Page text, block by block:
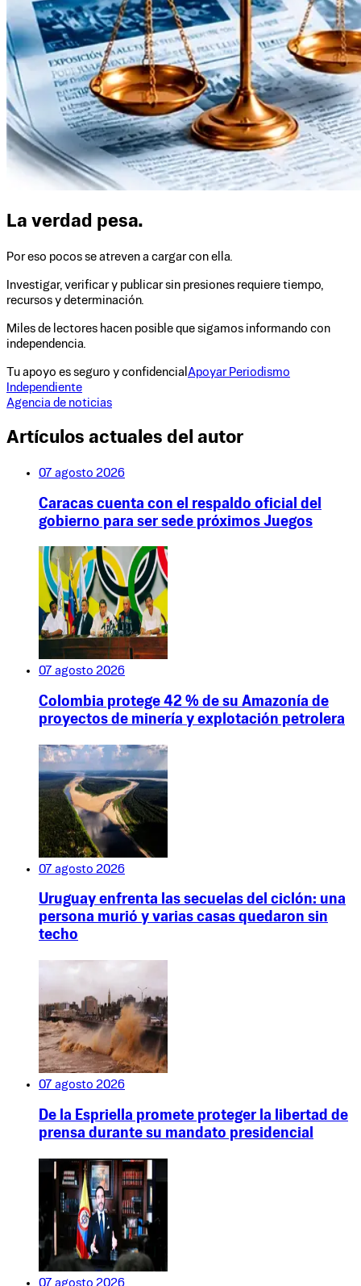
La verdad pesa.
Por eso pocos se atreven a cargar con ella.
Investigar, verificar y publicar sin presiones requiere tiempo,
recursos y determinación.
Miles de lectores hacen posible que sigamos informando con
independencia.
Tu apoyo es seguro y confidencial Apoyar Periodismo
Independiente
Agencia de noticias
Artículos actuales del autor
07 agosto 2026
Caracas cuenta con el respaldo oficial del
gobierno para ser sede próximos Juegos
07 agosto 2026
Colombia protege 42 % de su Amazonía de
proyectos de minería y explotación petrolera
07 agosto 2026
Uruguay enfrenta las secuelas del ciclón: una
persona murió y varias casas quedaron sin
techo
07 agosto 2026
De la Espriella promete proteger la libertad de
prensa durante su mandato presidencial
07 agosto 2026